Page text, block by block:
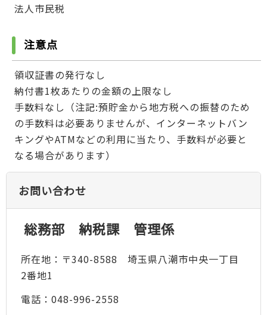
法人市民税
注意点
領収証書の発行なし
納付書1枚あたりの金額の上限なし
手数料なし（注記:預貯金から地方税への振替のため
の手数料は必要ありませんが、インターネットバン
キングやATMなどの利用に当たり、手数料が必要と
なる場合があります）
お問い合わせ
総務部 納税課 管理係
所在地：〒340-8588 埼玉県八潮市中央一丁目
2番地1
電話：048-996-2558